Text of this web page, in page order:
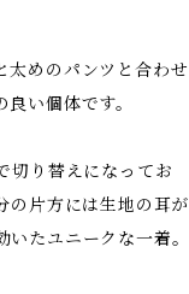
太めのパンツと合わせ
い個体です。
切り替えになってお
の片方には生地の耳が
たユニークな一着。